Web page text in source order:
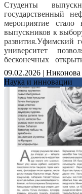
Студенты
государственный
мероприятие
выпускников к
развития.Уфимский
университет
бесконечных
области
профессию.Во время
основными
требованиях к
документах и
внимание было
мастер-классах.
уникальную
профессионалов.
развитие
молодых
в своей
09.02.2026 |
Наука и инновации